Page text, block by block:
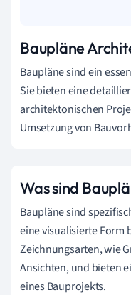
Baupläne
Baupläne sind ein
Sie bieten eine
architektonischen
Umsetzung von
Was sind
Baupläne sind
eine visualisierte Form
Zeichnungsarten, wie
Ansichten, und bieten
eines Bauprojekts.